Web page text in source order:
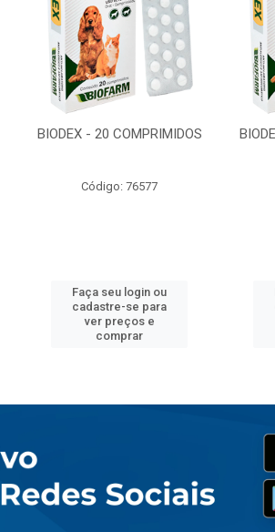
BIODEX - 20 COMPRIMIDOS
Código: 76577
Faça seu login ou
cadastre-se para
ver preços e
comprar